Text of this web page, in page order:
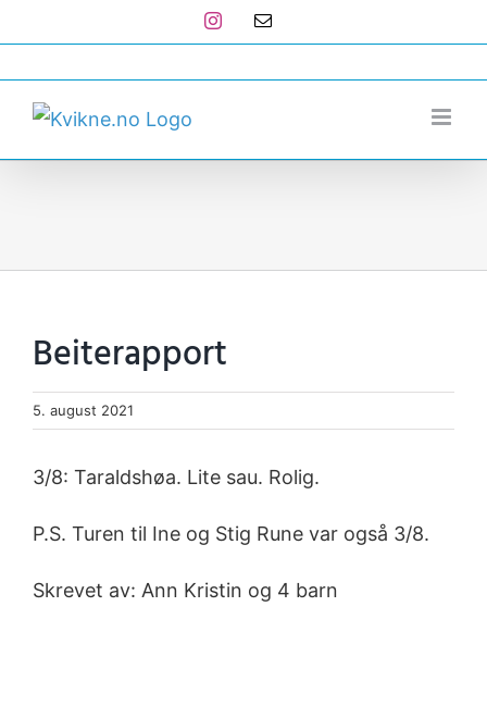
to
content
Instagram
E-
Beiterapport
5. august 2021
3/8: Taraldshøa. Lite sau. Rolig.
P.S. Turen til Ine og Stig Rune var også 3/8.
Skrevet av: Ann Kristin og 4 barn